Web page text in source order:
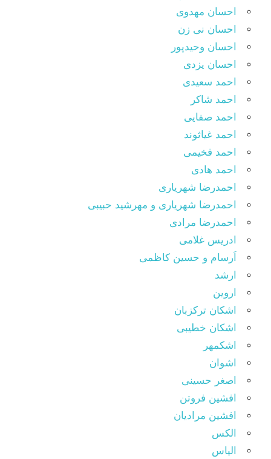
احسان مهدوی
احسان نی زن
احسان وحیدپور
احسان یزدی
احمد سعیدی
احمد شاکر
احمد صفایی
احمد غیاثوند
احمد فخیمی
احمد هادی
احمدرضا شهریاری
احمدرضا شهریاری و مهرشید حبیبی
احمدرضا مرادی
ادریس غلامی
اَرسام و حسین کاظمی
ارشد
اروین
اشکان ترکزبان
اشکان خطیبی
اشکمهر
اشوان
اصغر حسینی
افشین فروتن
افشین مرادیان
الکس
الیاس